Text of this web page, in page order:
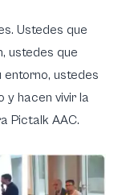
Ustedes que
ustedes que
entorno, ustedes
y hacen vivir la
Pictalk AAC.